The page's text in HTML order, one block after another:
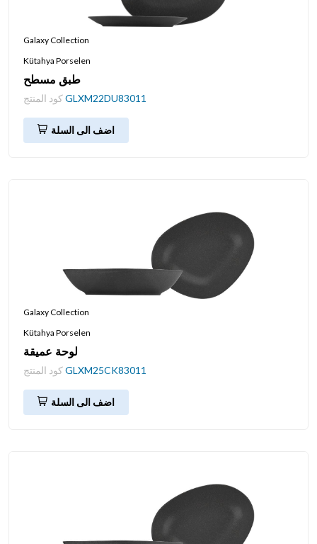
Galaxy Collection
Kütahya Porselen
طبق مسطح
GLXM22DU83011
اضف الى السلة
Galaxy Collection
Kütahya Porselen
لوحة عميقة
GLXM25CK83011
اضف الى السلة